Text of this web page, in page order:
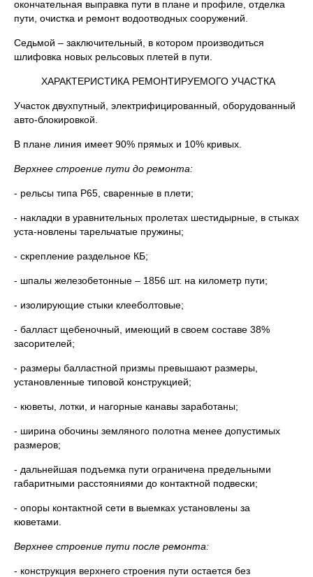
окончательная выправка пути в плане и профиле, отделка
пути, очистка и ремонт водоотводных сооружений.
Седьмой – заключительный, в котором производиться
шлифовка новых рельсовых плетей в пути.
ХАРАКТЕРИСТИКА РЕМОНТИРУЕМОГО УЧАСТКА
Участок двухпутный, электрифицированный, оборудованный
авто-блокировкой.
В плане линия имеет 90% прямых и 10% кривых.
Верхнее строение пути до ремонта:
- рельсы типа Р65, сваренные в плети;
- накладки в уравнительных пролетах шестидырные, в стыках
уста-новлены тарельчатые пружины;
- скрепление раздельное КБ;
- шпалы железобетонные – 1856 шт. на километр пути;
- изолирующие стыки клееболтовые;
- балласт щебеночный, имеющий в своем составе 38%
засорителей;
- размеры балластной призмы превышают размеры,
установленные типовой конструкцией;
- кюветы, лотки, и нагорные канавы заработаны;
- ширина обочины земляного полотна менее допустимых
размеров;
- дальнейшая подъемка пути ограничена предельными
габаритными расстояниями до контактной подвески;
- опоры контактной сети в выемках установлены за
кюветами.
Верхнее строение пути после ремонта:
- конструкция верхнего строения пути остается без